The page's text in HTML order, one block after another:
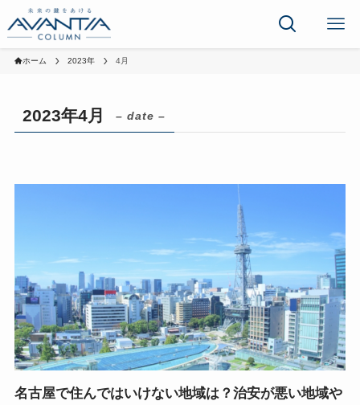
ホーム 2023年 4月
2023年4月 – date –
名古屋で住んではいけない地域は？治安が悪い地域や